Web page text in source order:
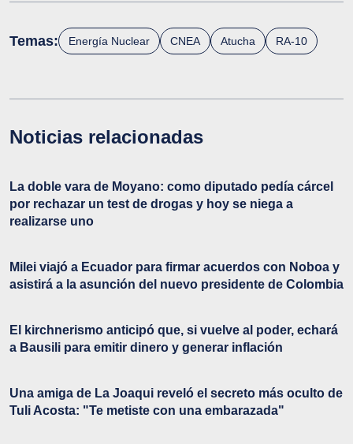
Temas: Energía Nuclear CNEA Atucha RA-10
Noticias relacionadas
La doble vara de Moyano: como diputado pedía cárcel
por rechazar un test de drogas y hoy se niega a
realizarse uno
Milei viajó a Ecuador para firmar acuerdos con Noboa y
asistirá a la asunción del nuevo presidente de Colombia
El kirchnerismo anticipó que, si vuelve al poder, echará
a Bausili para emitir dinero y generar inflación
Una amiga de La Joaqui reveló el secreto más oculto de
Tuli Acosta: "Te metiste con una embarazada"